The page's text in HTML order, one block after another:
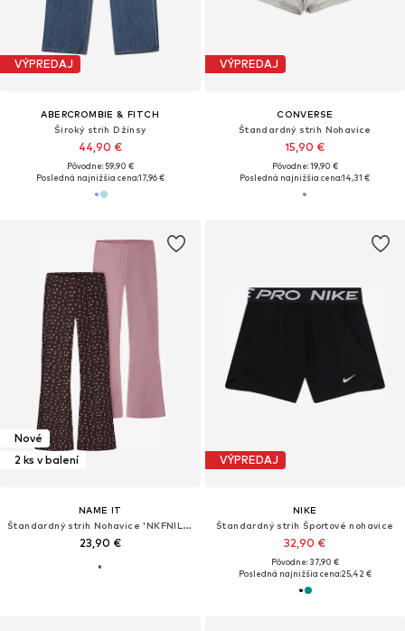
VÝPREDAJ
ABERCROMBIE & FITCH
Široký strih Džínsy
44,90 €
Pôvodne: 59,90 €
Posledná najnižšia cena:17,96 €
VÝPREDAJ
CONVERSE
Štandardný strih Nohavice
15,90 €
Pôvodne: 19,90 €
Posledná najnižšia cena:14,31 €
Nové
2 ks v balení
NAME IT
Štandardný strih Nohavice 'NKFNILAS'
23,90 €
VÝPREDAJ
NIKE
Štandardný strih Športové nohavice
32,90 €
Pôvodne: 37,90 €
Posledná najnižšia cena:25,42 €